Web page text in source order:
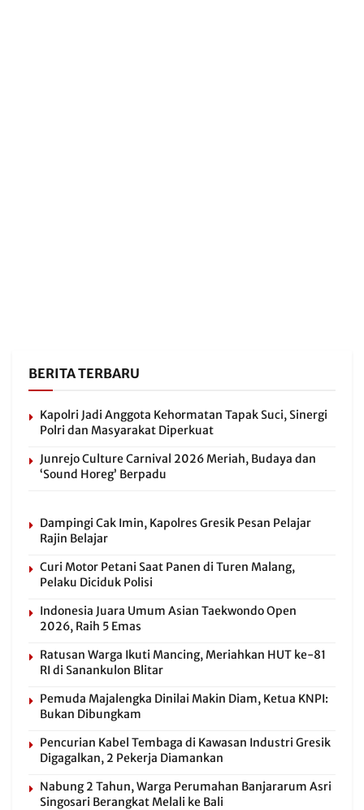
BERITA TERBARU
Kapolri Jadi Anggota Kehormatan Tapak Suci, Sinergi
Polri dan Masyarakat Diperkuat
Junrejo Culture Carnival 2026 Meriah, Budaya dan
‘Sound Horeg’ Berpadu
Dampingi Cak Imin, Kapolres Gresik Pesan Pelajar
Rajin Belajar
Curi Motor Petani Saat Panen di Turen Malang,
Pelaku Diciduk Polisi
Indonesia Juara Umum Asian Taekwondo Open
2026, Raih 5 Emas
Ratusan Warga Ikuti Mancing, Meriahkan HUT ke-81
RI di Sanankulon Blitar
Pemuda Majalengka Dinilai Makin Diam, Ketua KNPI:
Bukan Dibungkam
Pencurian Kabel Tembaga di Kawasan Industri Gresik
Digagalkan, 2 Pekerja Diamankan
Nabung 2 Tahun, Warga Perumahan Banjararum Asri
Singosari Berangkat Melali ke Bali